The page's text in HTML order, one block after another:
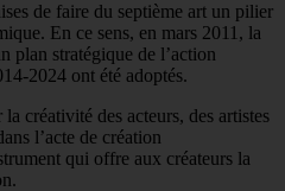
de faire du septième art un pilier
En ce sens, en mars 2011, la
plan stratégique de l’action
2024 ont été adoptés.
créativité des acteurs, des artistes
l’acte de création
qui offre aux créateurs la